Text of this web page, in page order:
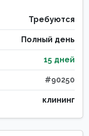
Требуются
Полный день
15 дней
#90250
клининг